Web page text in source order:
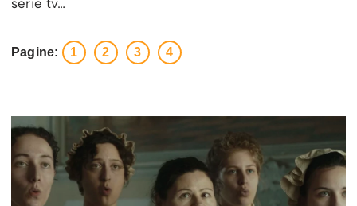
Pagine: 1 2 3 4